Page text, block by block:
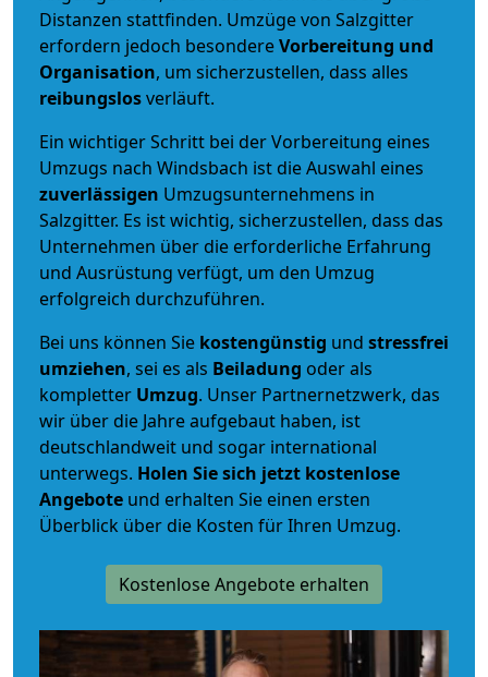
Distanzen stattfinden. Umzüge von Salzgitter
erfordern jedoch besondereVorbereitung und
Organisation, um sicherzustellen, dass alles
reibungslosverläuft.
Ein wichtiger Schritt bei der Vorbereitung eines
Umzugs nach Windsbach ist die Auswahl eines
zuverlässigen Umzugsunternehmens in
Salzgitter. Es ist wichtig, sicherzustellen, dass das
Unternehmen über die erforderliche Erfahrung
und Ausrüstung verfügt, um den Umzug
erfolgreich durchzuführen.
Bei uns können Sie kostengünstig und stressfrei
umziehen, sei es als Beiladung oder als
kompletter Umzug. Unser Partnernetzwerk, das
wir über die Jahre aufgebaut haben, ist
deutschlandweit und sogar international
unterwegs. Holen Sie sich jetzt kostenlose
Angebote und erhalten Sie einen ersten
Überblick über die Kosten für Ihren Umzug.
Kostenlose Angebote erhalten